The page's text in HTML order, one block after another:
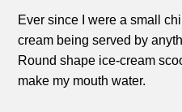
Ever since I were a small
cream being served by
Round shape ice-cream
make my mouth water.